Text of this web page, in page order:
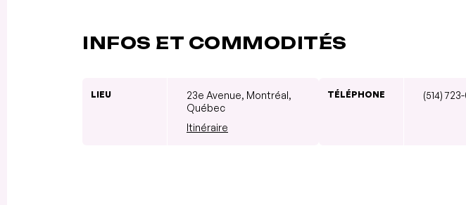
INFOS ET COMMODITÉS
LIEU
23e Avenue, Montréal,
Québec
Itinéraire
TÉLÉPHONE (514)